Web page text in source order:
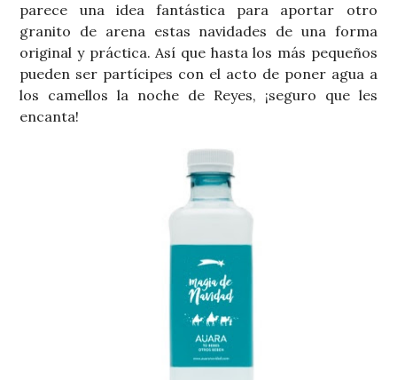
parece una idea fantástica para aportar otro
granito de arena estas navidades de una forma
original y práctica. Así que hasta los más pequeños
pueden ser partícipes con el acto de poner agua a
los camellos la noche de Reyes, ¡seguro que les
encanta!